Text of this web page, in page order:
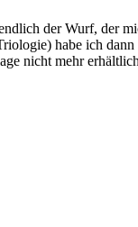
der Wurf, der
habe ich
nicht mehr